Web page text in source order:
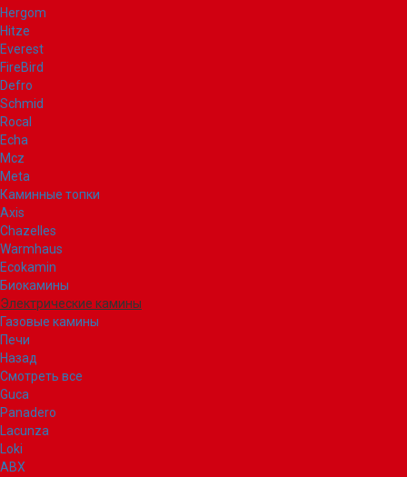
Hergom
Hitze
Everest
FireBird
Defro
Schmid
Rocal
Echa
Mcz
Meta
Каминные топки
Axis
Chazelles
Warmhaus
Ecokamin
Биокамины
Электрические камины
Газовые камины
Печи
Назад
Смотреть все
Guca
Panadero
Lacunza
Loki
ABX